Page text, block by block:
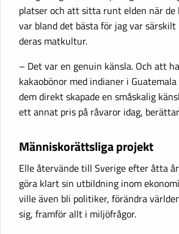
platser och att sitta runt elden när de
var bland det bästa för jag var
deras matkultur.
– Det var en genuin känsla. Och att
kakaobönor med indianer i
dem direkt skapade en småskalig
ett annat pris på råvaror idag,
Människorättsliga projekt
Elle återvände till Sverige efter åtta
göra klart sin utbildning inom
ville även bli politiker, förändra
sig, framför allt i miljöfrågor.